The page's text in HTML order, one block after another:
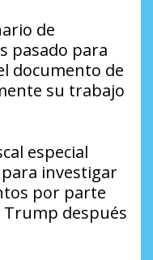
de
pasado para
documento de
su trabajo
especial
investigar
por parte
después